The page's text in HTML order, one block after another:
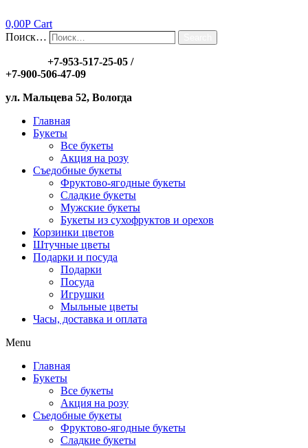
0,00Р Cart
Поиск…
+7-953-517-25-05 /
+7-900-506-47-09
ул. Мальцева 52, Вологда
Главная
Букеты
Все букеты
Акция на розу
Съедобные букеты
Фруктово-ягодные букеты
Сладкие букеты
Мужские букеты
Букеты из сухофруктов и орехов
Корзинки цветов
Штучные цветы
Подарки и посуда
Подарки
Посуда
Игрушки
Мыльные цветы
Часы, доставка и оплата
Menu
Главная
Букеты
Все букеты
Акция на розу
Съедобные букеты
Фруктово-ягодные букеты
Сладкие букеты